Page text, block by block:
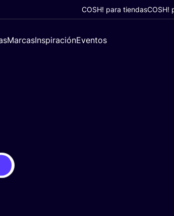
COSH! para tiendasCOSH!
MarcasInspiraciónEventos